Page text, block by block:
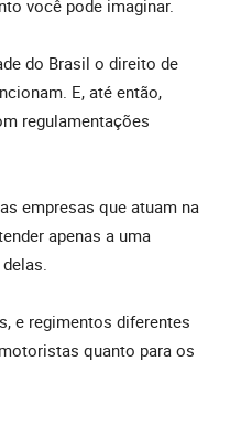
você pode imaginar.
do Brasil o direito de
E, até então,
regulamentações
empresas que atuam na
apenas a uma
e regimentos diferentes
quanto para os